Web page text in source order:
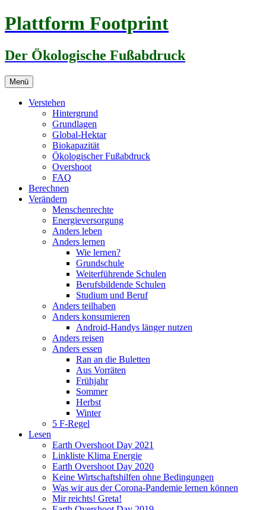
Zum
Inhalt
Plattform Footprint
Der Ökologische Fußabdruck
Menü
Verstehen
Hintergrund
Grundlagen
Global-Hektar
Biokapazität
Ökologischer Fußabdruck
Overshoot
FAQ
Berechnen
Verändern
Menschenrechte
Energieversorgung
Anders leben
Anders lernen
Wie lernen?
Grundschule
Weiterführende Schulen
Berufsbildende Schulen
Studium und Beruf
Anders teilhaben
Anders konsumieren
Android-Handys länger nutzen
Anders reisen
Anders essen
Ran an die Buletten
Aus Vorräten
Frühjahr
Sommer
Herbst
Winter
5 F-Regel
Lesen
Earth Overshoot Day 2021
Linkliste Klima Energie
Earth Overshoot Day 2020
Keine Wirtschaftshilfen ohne Bedingungen
Was wir aus der Corona-Pandemie lernen können
Mir reichts! Greta!